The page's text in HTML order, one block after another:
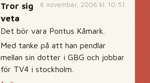
6 november, 2006 kl. 10:51
Tror sig
veta
Det bör vara Pontus Kåmark.
Med tanke på att han pendlar
mellan sin dotter i GBG och jobbar
för TV4 i stockholm.